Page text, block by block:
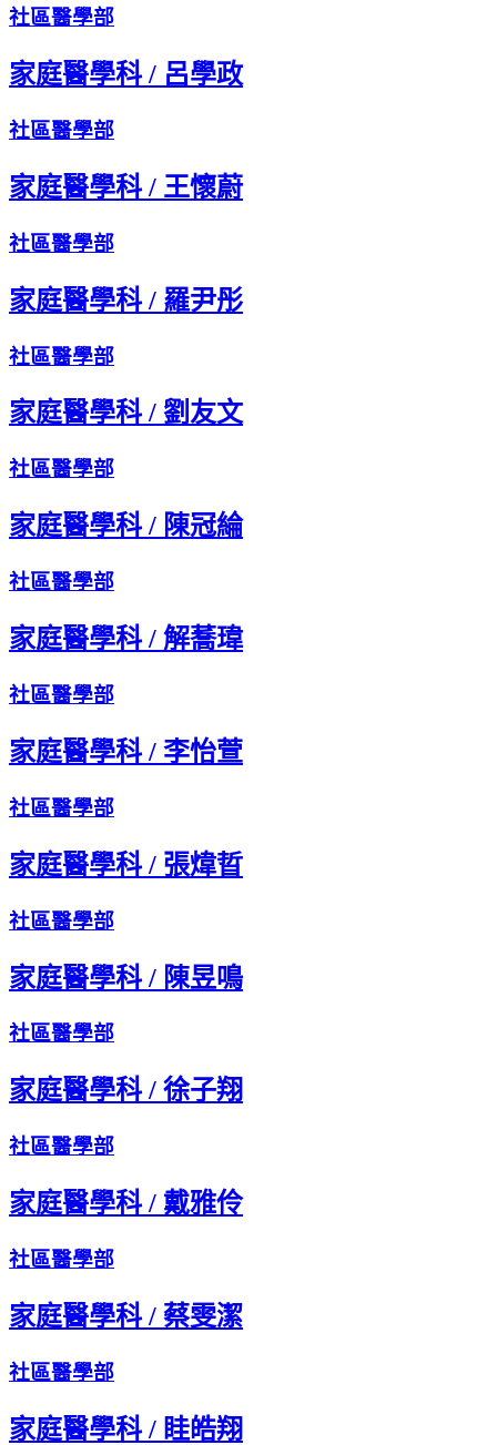
社區醫學部
家庭醫學科 / 呂學政
社區醫學部
家庭醫學科 / 王懷蔚
社區醫學部
家庭醫學科 / 羅尹彤
社區醫學部
家庭醫學科 / 劉友文
社區醫學部
家庭醫學科 / 陳冠綸
社區醫學部
家庭醫學科 / 解蕎瑋
社區醫學部
家庭醫學科 / 李怡萱
社區醫學部
家庭醫學科 / 張煒晢
社區醫學部
家庭醫學科 / 陳昱鳴
社區醫學部
家庭醫學科 / 徐子翔
社區醫學部
家庭醫學科 / 戴雅伶
社區醫學部
家庭醫學科 / 蔡雯潔
社區醫學部
家庭醫學科 / 眭皓翔